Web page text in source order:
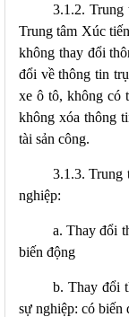
3.1.2. Trung
Trung tâm Xúc
không thay đổi
đổi về thông tin
xe ô tô, không có
không xóa thông
tài sản công.
3.1.3. Trung
nghiệp:
a. Thay đổi
biến động
b. Thay đổi
sự nghiệp: có biến